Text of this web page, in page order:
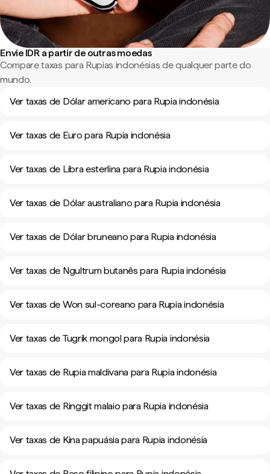
Envie IDR a partir de outras moedas
Compare taxas para Rupias indonésias de qualquer parte do
mundo.
Ver taxas de Dólar americano para Rupia indonésia
Ver taxas de Euro para Rupia indonésia
Ver taxas de Libra esterlina para Rupia indonésia
Ver taxas de Dólar australiano para Rupia indonésia
Ver taxas de Dólar bruneano para Rupia indonésia
Ver taxas de Ngultrum butanês para Rupia indonésia
Ver taxas de Won sul-coreano para Rupia indonésia
Ver taxas de Tugrik mongol para Rupia indonésia
Ver taxas de Rupia maldivana para Rupia indonésia
Ver taxas de Ringgit malaio para Rupia indonésia
Ver taxas de Kina papuásia para Rupia indonésia